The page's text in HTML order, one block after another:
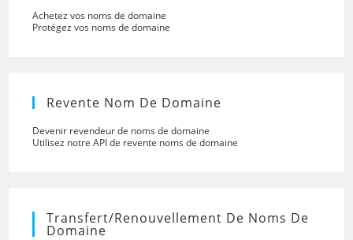
Achetez vos noms de domaine
Protégez vos noms de domaine
Revente Nom De Domaine
Devenir revendeur de noms de domaine
Utilisez notre API de revente noms de domaine
Transfert/renouvellement De Noms De
Domaine